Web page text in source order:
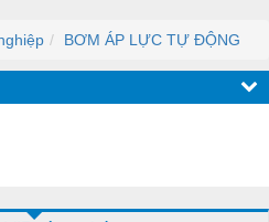
BƠM ÁP LỰC TỰ ĐỘNG